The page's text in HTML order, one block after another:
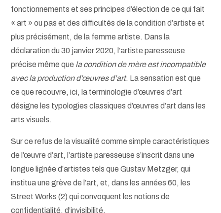
fonctionnements et ses principes d’élection de ce qui fait
« art » ou pas et des difficultés de la condition d’artiste et
plus précisément, de la femme artiste. Dans la
déclaration du 30 janvier 2020, l’artiste paresseuse
précise même que la condition de mère est incompatible
avec la production d’œuvres d’art. La sensation est que
ce que recouvre, ici, la terminologie d’œuvres d’art
désigne les typologies classiques d’œuvres d’art dans les
arts visuels.
Sur ce refus de la visualité comme simple caractéristiques
de l’œuvre d’art, l’artiste paresseuse s’inscrit dans une
longue lignée d’artistes tels que Gustav Metzger, qui
institua une grève de l’art, et, dans les années 60, les
Street Works (2) qui convoquent les notions de
confidentialité, d’invisibilité.